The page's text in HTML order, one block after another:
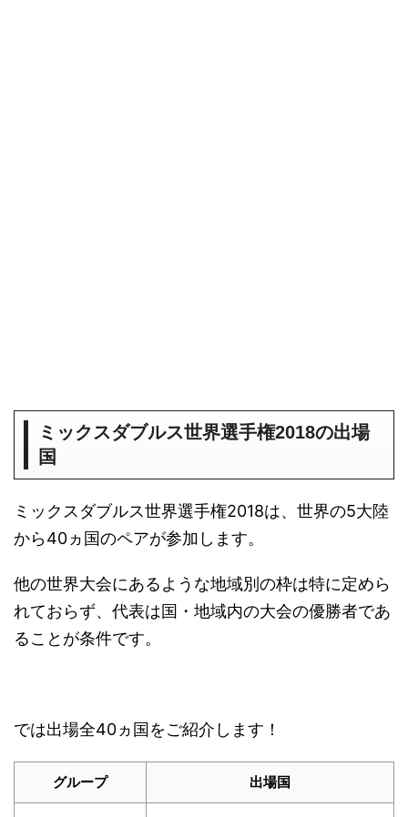
ミックスダブルス世界選手権2018の出場
国
ミックスダブルス世界選手権2018は、世界の5大陸
から40ヵ国のペアが参加します。
他の世界大会にあるような地域別の枠は特に定めら
れておらず、代表は国・地域内の大会の優勝者であ
ることが条件です。
では出場全40ヵ国をご紹介します！
グループ 出場国